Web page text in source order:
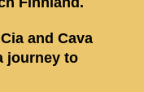
and Cava
journey to